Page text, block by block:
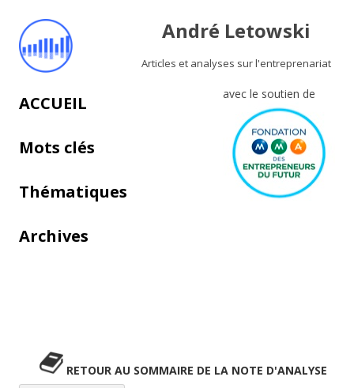
André Letowski
Articles et analyses sur l'entreprenariat
avec le soutien de
Aller au contenu principal
ACCUEIL
Mots clés
Thématiques
Archives
RETOUR AU SOMMAIRE DE LA NOTE D'ANALYSE